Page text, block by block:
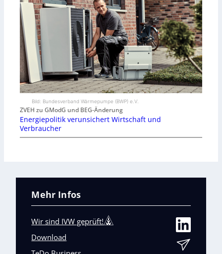
Bild: Bundesverband Wärmepumpe (BWP) e.V.
ZVEH zu GModG und BEG-Änderung
Energiepolitik verunsichert Wirtschaft und
Verbraucher
Mehr Infos
Wir sind IVW geprüft!
Download